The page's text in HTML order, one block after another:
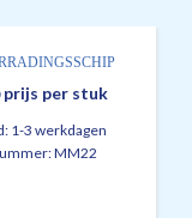
prijs per stuk
1-3 werkdagen
MM22